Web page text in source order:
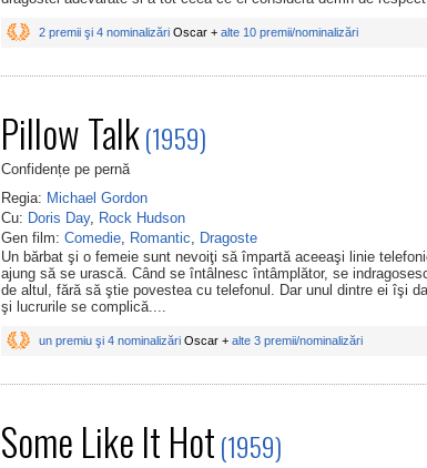
2 premii şi 4 nominalizări Oscar + alte 10 premii/nominalizări
Pillow Talk(1959)
Confidențe pe pernă
Regia: Michael Gordon
Cu: Doris Day, Rock Hudson
Gen film: Comedie, Romantic, Dragoste
Un bărbat şi o femeie sunt nevoiţi să împartă aceeaşi linie
ajung să se urască. Când se întâlnesc întâmplător, se
de altul, fără să ştie povestea cu telefonul. Dar unul dintre ei îşi
şi lucrurile se complică....
un premiu şi 4 nominalizări Oscar + alte 3 premii/nominalizări
Some Like It Hot(1959)